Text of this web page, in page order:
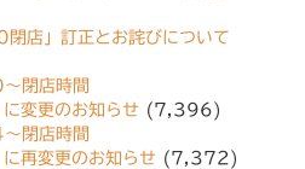
店」訂正とお詫びについて
閉店時間
変更のお知らせ (7,396)
閉店時間
再変更のお知らせ (7,372)